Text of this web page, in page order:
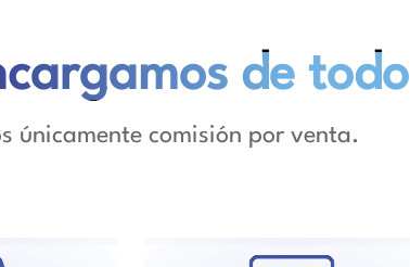
de todo
únicamente comisión por venta.